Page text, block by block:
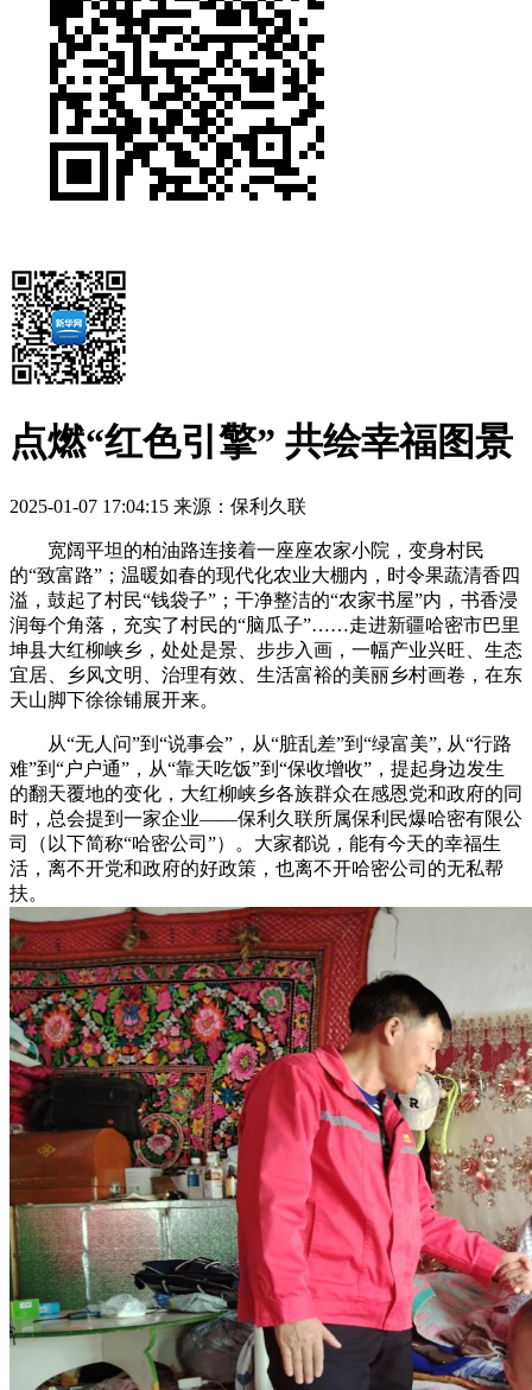
点燃“红色引擎” 共绘幸福图景
2025-01-07 17:04:15 来源：保利久联
宽阔平坦的柏油路连接着一座座农家小院，变身村民
的“致富路”；温暖如春的现代化农业大棚内，时令果蔬清香四
溢，鼓起了村民“钱袋子”；干净整洁的“农家书屋”内，书香浸
润每个角落，充实了村民的“脑瓜子”……走进新疆哈密市巴里
坤县大红柳峡乡，处处是景、步步入画，一幅产业兴旺、生态
宜居、乡风文明、治理有效、生活富裕的美丽乡村画卷，在东
天山脚下徐徐铺展开来。
从“无人问”到“说事会”，从“脏乱差”到“绿富美”, 从“行路
难”到“户户通”，从“靠天吃饭”到“保收增收”，提起身边发生
的翻天覆地的变化，大红柳峡乡各族群众在感恩党和政府的同
时，总会提到一家企业——保利久联所属保利民爆哈密有限公
司（以下简称“哈密公司”）。大家都说，能有今天的幸福生
活，离不开党和政府的好政策，也离不开哈密公司的无私帮
扶。